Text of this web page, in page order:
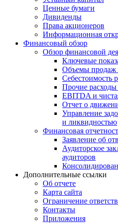
Ценные бумаги
Дивиденды
Права акционеров
Информационная
Финансовый обзор
Обзор финансовой
Ключевые
Объемы продаж
Себестоимость
Прочие
EBITDA и
Отчет о
Управление
и ликвидностью
Финансовая
Заявление об
Аудиторское
аудиторов
Дополнительные ссылки
Об отчете
Карта сайта
Ограничение
Контакты
Приложения